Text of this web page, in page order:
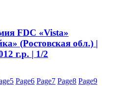
FDC «Vista»
(Ростовская обл.) |
г.р. | 1/2
5 Page6 Page7 Page8 Page9